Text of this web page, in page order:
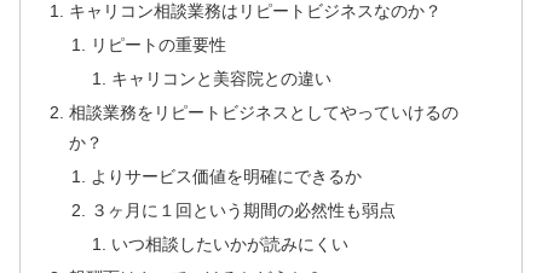
キャリコン相談業務はリピートビジネスなのか？
リピートの重要性
キャリコンと美容院との違い
相談業務をリピートビジネスとしてやっていけるの
か？
よりサービス価値を明確にできるか
３ヶ月に１回という期間の必然性も弱点
いつ相談したいかが読みにくい